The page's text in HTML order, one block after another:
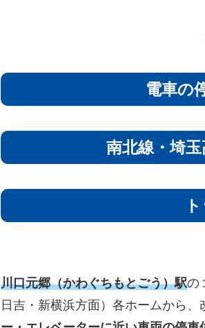
電車の
南北線・埼
川口元郷（かわぐちもとごう）駅の
日吉・新横浜方面）各ホームから